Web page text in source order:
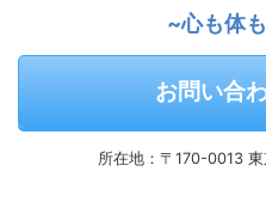
~心も体
お問い合
所在地：〒170-0013